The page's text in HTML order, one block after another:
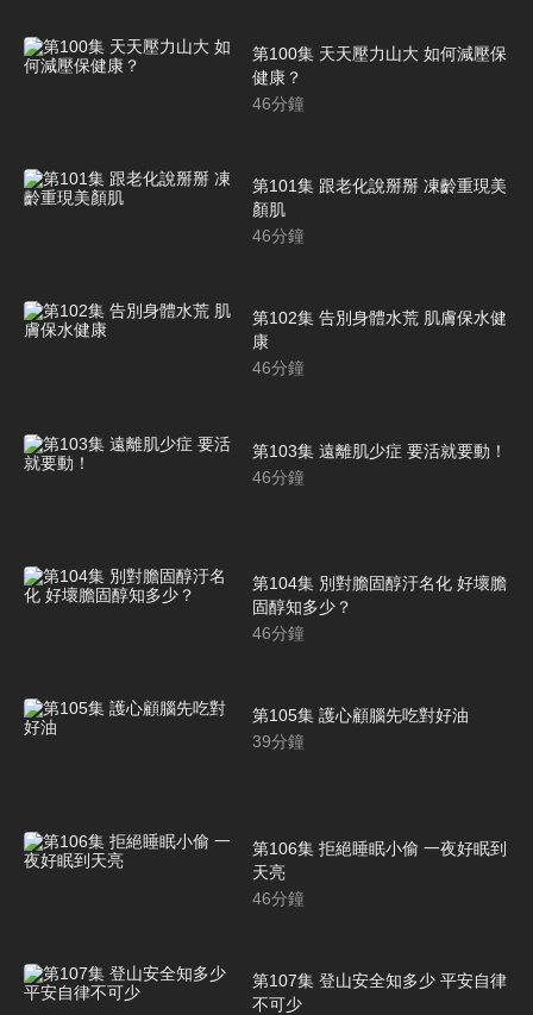
第100集 天天壓力山大 如何減壓保
健康？
46分鐘
第101集 跟老化說掰掰 凍齡重現美
顏肌
46分鐘
第102集 告別身體水荒 肌膚保水健
康
46分鐘
第103集 遠離肌少症 要活就要動！
46分鐘
第104集 別對膽固醇汙名化 好壞膽
固醇知多少？
46分鐘
第105集 護心顧腦先吃對好油
39分鐘
第106集 拒絕睡眠小偷 一夜好眠到
天亮
46分鐘
第107集 登山安全知多少 平安自律
不可少